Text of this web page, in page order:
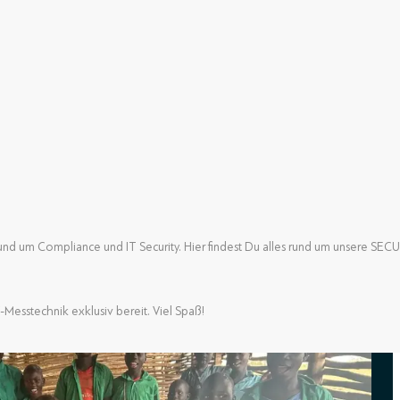
um Compliance und IT Security. Hier findest Du alles rund um unsere
exklusiv bereit. Viel Spaß!
um Compliance und IT Security. Hier findest Du alles rund um unsere
exklusiv bereit. Viel Spaß!